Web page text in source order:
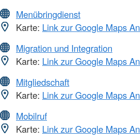
Menübringdienst
Karte: Link zur Google Maps
Migration und Integration
Karte: Link zur Google Maps
Mitgliedschaft
Karte: Link zur Google Maps
Mobilruf
Karte: Link zur Google Maps